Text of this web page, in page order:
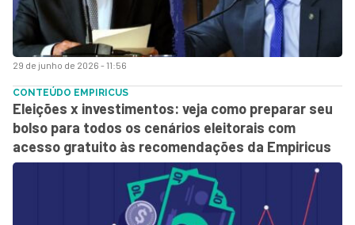
29 de junho de 2026 - 11:56
CONTEÚDO EMPIRICUS
Eleições x investimentos: veja como preparar seu
bolso para todos os cenários eleitorais com
acesso gratuito às recomendações da Empiricus